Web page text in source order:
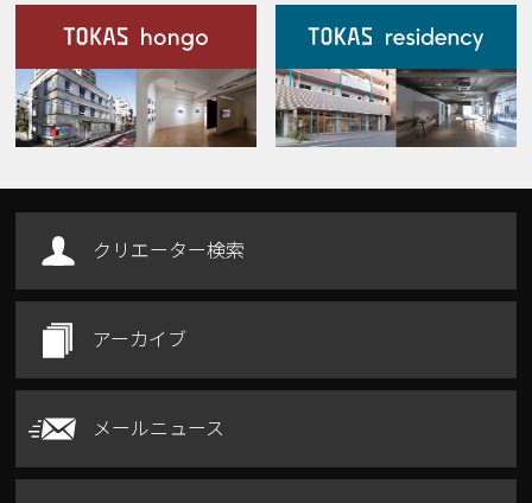
施設案内
Our Facilities
クリエーター検索
アーカイブ
メールニュース